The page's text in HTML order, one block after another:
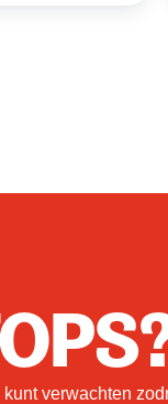
verwachten